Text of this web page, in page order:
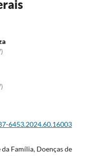
6453.2024.60.16003
da Família, Doenças de